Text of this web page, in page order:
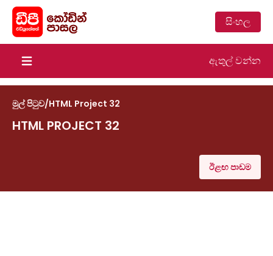
සිංහල
Open main menu ඇතුල් වන්න
මුල් පිටුව/HTML Project 32
HTML PROJECT 32
ඊළඟ පාඩම